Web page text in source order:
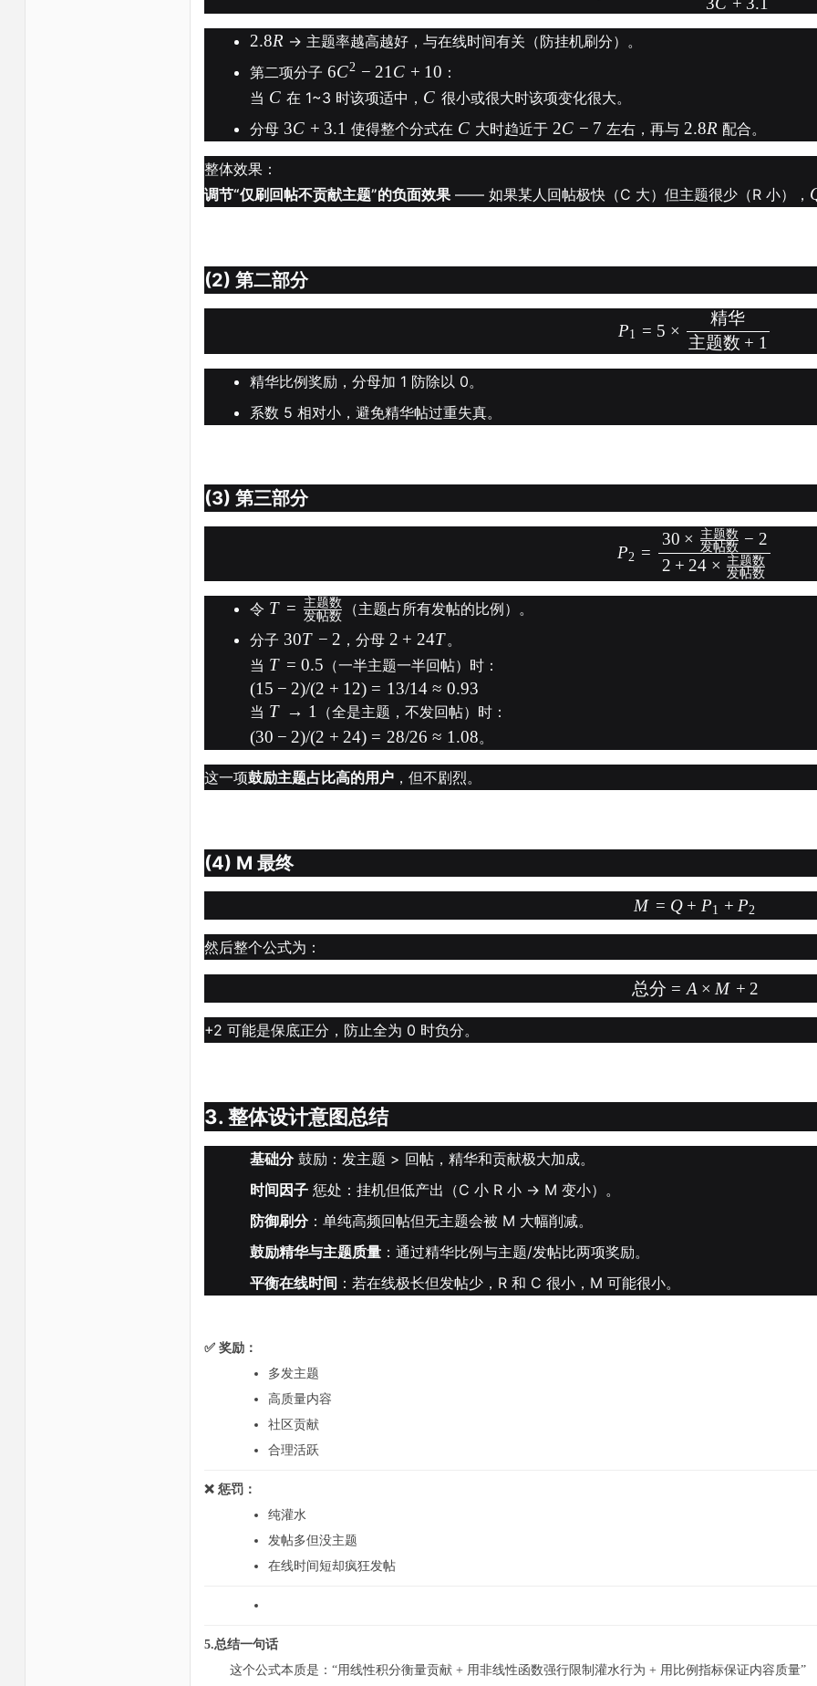
2.8R → 主题率越高越好，与在线时间有关（防挂机刷分）。
第二项分子 6C2 − 21C + 10 ：
当 C 在 1~3 时该项适中， C 很小或很大时该项变化很大。
分母 3C + 3.1 使得整个分式在 C 大时趋近于2C − 7 左右，再与2.8R 配合。
整体效果：
调节“仅刷回帖不贡献主题”的负面效果—— 如果某人回帖极快（C 大）但主题很少（R 小），
(2) 第二部分
P1 = 5 ×
主题数 + 1
精华
精华比例奖励，分母加 1 防除以 0。
系数 5 相对小，避免精华帖过重失真。
(3) 第三部分
P2 =
2 + 24 × 发帖数
主题数
30 × 发帖数
主题数 − 2
令 T = 发帖数
主题数
（主题占所有发帖的比例）。
分子 30T − 2 ，分母2 + 24T。
当 T = 0.5 （一半主题一半回帖）时：
(15 − 2)/(2 + 12) = 13/14 ≈ 0.93
当 T → 1 （全是主题，不发回帖）时：
(30 − 2)/(2 + 24) = 28/26 ≈ 1.08。
这一项鼓励主题占比高的用户，但不剧烈。
(4) M 最终
M = Q + P1 + P2
然后整个公式为：
总分 = A × M + 2
+2 可能是保底正分，防止全为 0 时负分。
3. 整体设计意图总结
基础分鼓励：发主题 > 回帖，精华和贡献极大加成。
时间因子惩处：挂机但低产出（C 小 R 小 → M 变小）。
防御刷分：单纯高频回帖但无主题会被 M 大幅削减。
鼓励精华与主题质量：通过精华比例与主题/发帖比两项奖励。
平衡在线时间 ：若在线极长但发帖少，R 和 C 很小，M 可能很小。
✅ 奖励：
多发主题
高质量内容
社区贡献
合理活跃
❌ 惩罚：
纯灌水
发帖多但没主题
在线时间短却疯狂发帖
5.总结一句话
这个公式本质是：“用线性积分衡量贡献 + 用非线性函数强行限制灌水行为 + 用比例指标保证内容质量”